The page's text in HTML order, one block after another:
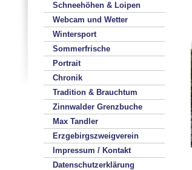
Schneehöhen & Loipen
Webcam und Wetter
Wintersport
Sommerfrische
Portrait
Chronik
Tradition & Brauchtum
Zinnwalder Grenzbuche
Max Tandler
Erzgebirgszweigverein
Impressum / Kontakt
Datenschutzerklärung